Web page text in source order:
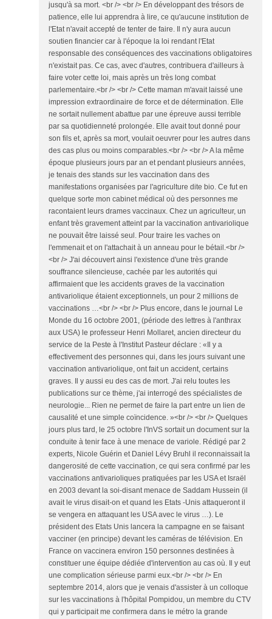
jusqu'à sa mort. <br /> <br /> En développant des trésors de
patience, elle lui apprendra à lire, ce qu'aucune institution de
l'Etat n'avait accepté de tenter de faire. Il n'y aura aucun
soutien financier car à l'époque la loi rendant l'Etat
responsable des conséquences des vaccinations obligatoires
n'existait pas. Ce cas, avec d'autres, contribuera d'ailleurs à
faire voter cette loi, mais après un très long combat
parlementaire.<br /> <br /> Cette maman m'avait laissé une
impression extraordinaire de force et de détermination. Elle
ne sortait nullement abattue par une épreuve aussi terrible
par sa quotidienneté prolongée. Elle avait tout donné pour
son fils et, après sa mort, voulait oeuvrer pour les autres dans
des cas plus ou moins comparables.<br /> <br /> A la même
époque plusieurs jours par an et pendant plusieurs années,
je tenais des stands sur les vaccination dans des
manifestations organisées par l'agriculture dite bio. Ce fut en
quelque sorte mon cabinet médical où des personnes me
racontaient leurs drames vaccinaux. Chez un agriculteur, un
enfant très gravement atteint par la vaccination antivariolique
ne pouvait être laissé seul. Pour traire les vaches on
l'emmenait et on l'attachait à un anneau pour le bétail.<br />
<br /> J'ai découvert ainsi l'existence d'une très grande
souffrance silencieuse, cachée par les autorités qui
affirmaient que les accidents graves de la vaccination
antivariolique étaient exceptionnels, un pour 2 millions de
vaccinations …<br /> <br /> Plus encore, dans le journal Le
Monde du 16 octobre 2001, (période des lettres à l'anthrax
aux USA) le professeur Henri Mollaret, ancien directeur du
service de la Peste à l'Institut Pasteur déclare : «Il y a
effectivement des personnes qui, dans les jours suivant une
vaccination antivariolique, ont fait un accident, certains
graves. Il y aussi eu des cas de mort. J'ai relu toutes les
publications sur ce thème, j'ai interrogé des spécialistes de
neurologie... Rien ne permet de faire la part entre un lien de
causalité et une simple coïncidence. »<br /> <br /> Quelques
jours plus tard, le 25 octobre l'InVS sortait un document sur la
conduite à tenir face à une menace de variole. Rédigé par 2
experts, Nicole Guérin et Daniel Lévy Bruhl il reconnaissait la
dangerosité de cette vaccination, ce qui sera confirmé par les
vaccinations antivarioliques pratiquées par les USA et Israël
en 2003 devant la soi-disant menace de Saddam Hussein (il
avait le virus disait-on et quand les Etats -Unis attaqueront il
se vengera en attaquant les USA avec le virus …). Le
président des Etats Unis lancera la campagne en se faisant
vacciner (en principe) devant les caméras de télévision. En
France on vaccinera environ 150 personnes destinées à
constituer une équipe dédiée d'intervention au cas où. Il y eut
une complication sérieuse parmi eux.<br /> <br /> En
septembre 2014, alors que je venais d'assister à un colloque
sur les vaccinations à l'hôpital Pompidou, un membre du CTV
qui y participait me confirmera dans le métro la grande